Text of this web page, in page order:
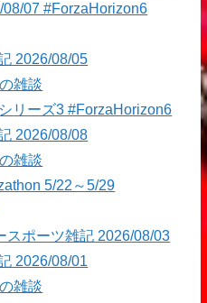
08/07 #ForzaHorizon6
2026/08/05
雑談
リーズ3 #ForzaHorizon6
2026/08/08
雑談
5/22～5/29
スポーツ雑記 2026/08/03
2026/08/01
雑談